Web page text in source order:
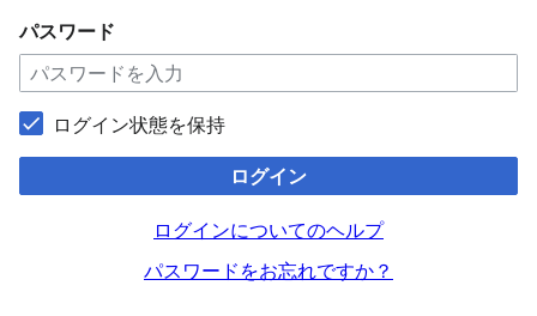
パスワード
ログイン状態を保持
ログイン
ログインについてのヘルプ
パスワードをお忘れですか？